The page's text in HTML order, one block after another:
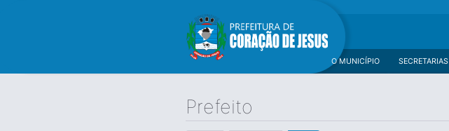
SECRETARIAS
O MUNICÍPIO
Prefeito